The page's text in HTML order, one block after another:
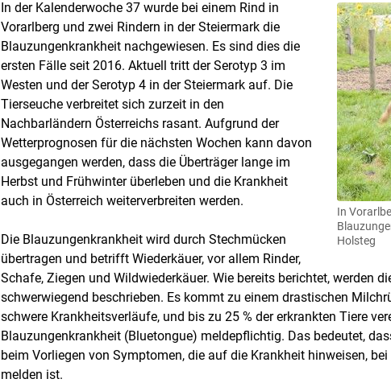
In
Holsteg
In der Kalenderwoche 37 wurde bei einem Rind in
Vorarlberg und zwei Rindern in der Steiermark die
Blauzungenkrankheit nachgewiesen. Es sind dies die
ersten Fälle seit 2016. Aktuell tritt der Serotyp 3 im
Westen und der Serotyp 4 in der Steiermark auf. Die
Tierseuche verbreitet sich zurzeit in den
Nachbarländern Österreichs rasant. Aufgrund der
Wetterprognosen für die nächsten Wochen kann davon
ausgegangen werden, dass die Überträger lange im
Herbst und Frühwinter überleben und die Krankheit
auch in Österreich weiterverbreiten werden.
Die Blauzungenkrankheit wird durch Stechmücken
übertragen und betrifft Wiederkäuer, vor allem Rinder,
Schafe, Ziegen und Wildwiederkäuer. Wie bereits berichtet, werden
schwerwiegend beschrieben. Es kommt zu einem drastischen
schwere Krankheitsverläufe, und bis zu 25 % der erkrankten Tiere
Blauzungenkrankheit (Bluetongue) meldepflichtig. Das bedeutet,
beim Vorliegen von Symptomen, die auf die Krankheit hinweisen,
melden ist.